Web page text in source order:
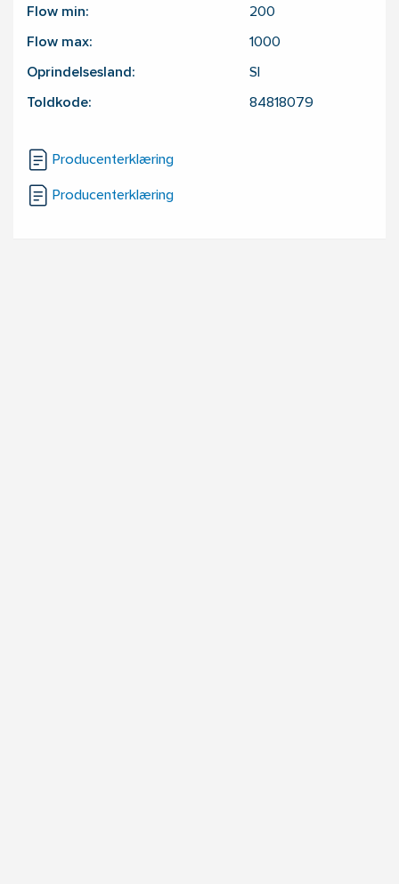
Flow min: 200
Flow max: 1000
Oprindelsesland: SI
Toldkode: 84818079
Producenterklæring
Producenterklæring